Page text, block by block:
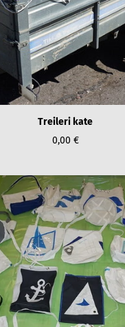
Treileri kate
0,00 €